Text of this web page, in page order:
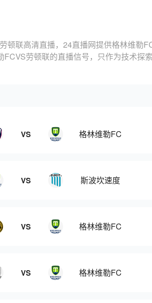
顿联高清直播，24直播网提供格林维勒
劳顿联的直播信号，只作为技术探
VS 格林维勒FC
VS 斯波坎速度
VS 格林维勒FC
VS 格林维勒FC